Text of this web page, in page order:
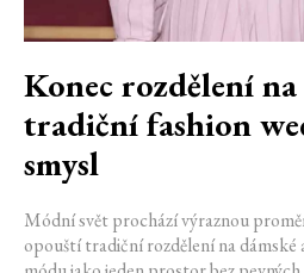
Konec rozdělení
tradiční fashion
smysl
Módní svět prochází výraznou
opouští tradiční rozdělení na dámské